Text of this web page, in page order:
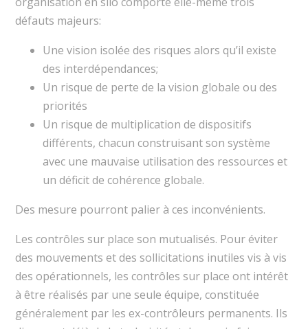
défauts majeurs:
Une vision isolée des risques alors qu’il existe
des interdépendances;
Un risque de perte de la vision globale ou des
priorités
Un risque de multiplication de dispositifs
différents, chacun construisant son système
avec une mauvaise utilisation des ressources et
un déficit de cohérence globale.
Des mesure pourront palier à ces inconvénients.
Les contrôles sur place son mutualisés. Pour éviter
des mouvements et des sollicitations inutiles vis à vis
des opérationnels, les contrôles sur place ont intérêt
à être réalisés par une seule équipe, constituée
généralement par les ex-contrôleurs permanents. Ils